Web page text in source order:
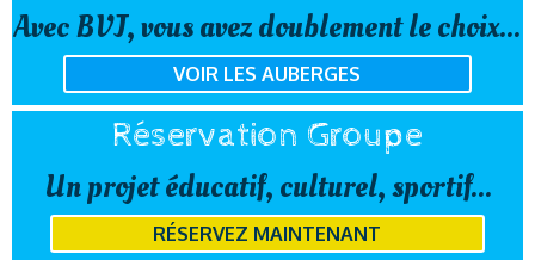
Avec BVJ, vous avez doublement le choix...
VOIR LES AUBERGES
Réservation Groupe
Un projet éducatif, culturel, sportif...
RÉSERVEZ MAINTENANT